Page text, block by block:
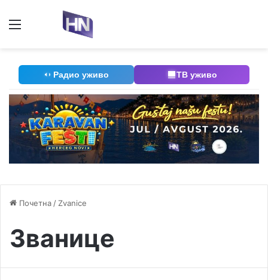
Радио уживо ТВ уживо
Почетна / Zvanice
Званице